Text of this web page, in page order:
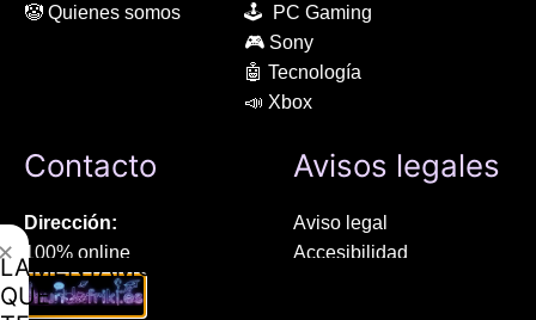
🤡 Quienes somos
🕹 PC Gaming
🎮 Sony
🤖 Tecnología
📣 Xbox
Contacto
Dirección:
100% online
Manresa (08241), Barcelona
Avisos legales
Aviso legal
Accesibilidad
LAMENTAMOS
QUE